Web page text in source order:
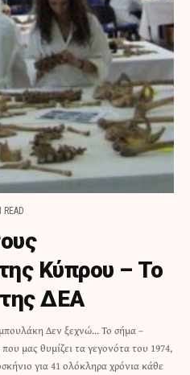
Κύπρου – Το
ΔΕΑ
Δεν ξεχνώ... Το σήμα –
μας θυμίζει τα γεγονότα του 1974,
για 41 ολόκληρα χρόνια κάθε